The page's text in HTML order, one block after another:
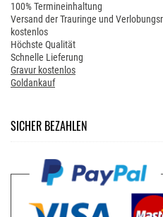
100% Termineinhaltung
Versand der Trauringe und
kostenlos
Höchste Qualität
Schnelle Lieferung
Gravur kostenlos
Goldankauf
SICHER BEZAHLEN